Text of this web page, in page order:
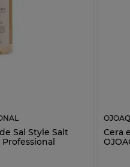
Sal Style Salt
Professional
Cera